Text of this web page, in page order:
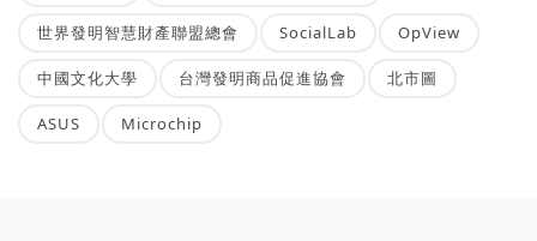
世界發明智慧財產聯盟總會 SocialLab OpView
中國文化大學 台灣發明商品促進協會 北市圖
ASUS Microchip